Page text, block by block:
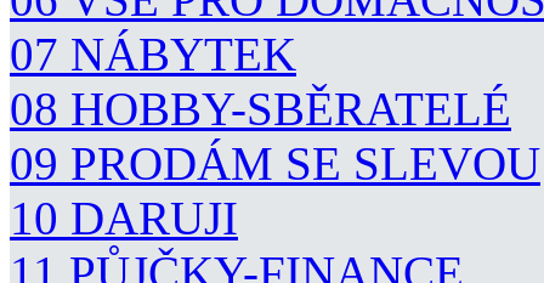
07 NÁBYTEK
08 HOBBY-SBĚRATELÉ
09 PRODÁM SE SLEVOU
10 DARUJI
11 PŮJČKY-FINANCE